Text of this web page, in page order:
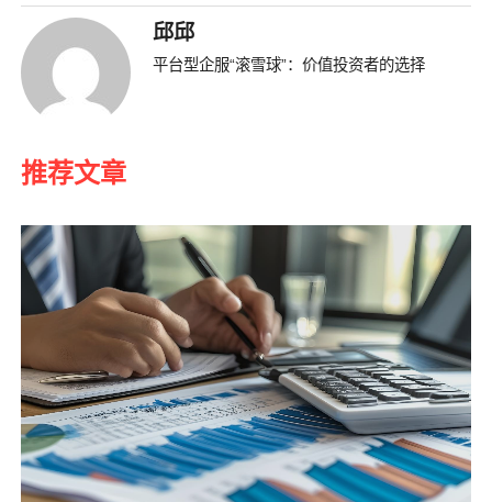
邱邱
平台型企服“滚雪球”：价值投资者的选择
推荐文章